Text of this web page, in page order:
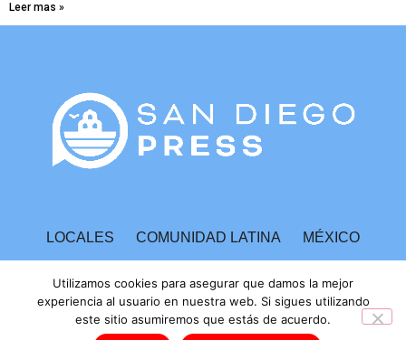
Leer mas »
LOCALES COMUNIDAD LATINA MÉXICO
ESPECTÁCULOS TECNOLOGÍA ECONOMÍA
INVESTIGACIONES
Utilizamos cookies para asegurar que damos la mejor
experiencia al usuario en nuestra web. Si sigues utilizando
este sitio asumiremos que estás de acuerdo.